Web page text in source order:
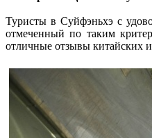
Туристы в Суйфэньхэ с
отмеченный по таким
отличные отзывы китайских